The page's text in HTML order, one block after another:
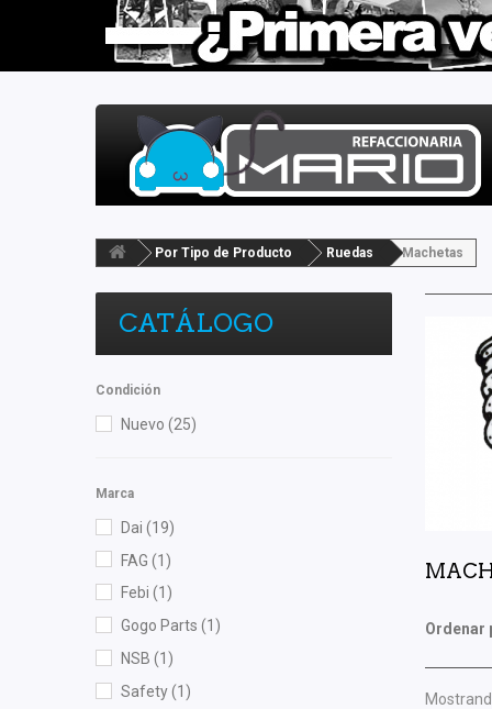
Por Tipo de Producto Ruedas Machetas
CATÁLOGO
Condición
Nuevo (25)
Marca
Dai (19)
FAG (1)
Febi (1)
Gogo Parts (1)
NSB (1)
Safety(1)
Ordenar